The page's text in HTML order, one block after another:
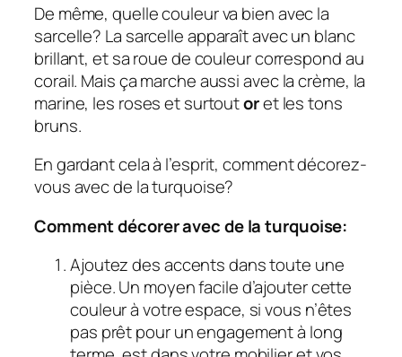
De même, quelle couleur va bien avec la
sarcelle? La sarcelle apparaît avec un blanc
brillant, et sa roue de couleur correspond au
corail. Mais ça marche aussi avec la crème, la
marine, les roses et surtoutoret les tons
bruns.
En gardant cela à l’esprit, comment décorez-
vous avec de la turquoise?
Comment décorer avec de la turquoise:
Ajoutez des accents dans toute une
pièce. Un moyen facile d’ajouter cette
couleur à votre espace, si vous n’êtes
pas prêt pour un engagement à long